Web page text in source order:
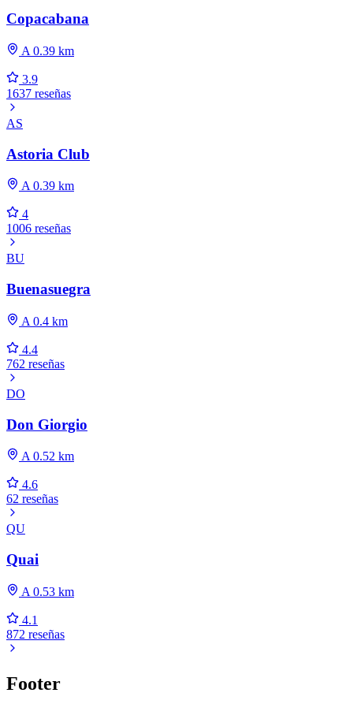
Copacabana
A 0.39 km
3.9
1637 reseñas
AS
Astoria Club
A 0.39 km
4
1006 reseñas
BU
Buenasuegra
A 0.4 km
4.4
762 reseñas
DO
Don Giorgio
A 0.52 km
4.6
62 reseñas
QU
Quai
A 0.53 km
4.1
872 reseñas
Footer